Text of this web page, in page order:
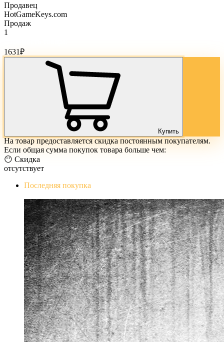
Продавец
HotGameKeys.com
Продаж
1
1631₽
Купить
На товар предоставляется скидка постоянным покупателям.
Если общая сумма покупок товара больше чем:
😶 Скидка
отсутствует
Последняя покупка